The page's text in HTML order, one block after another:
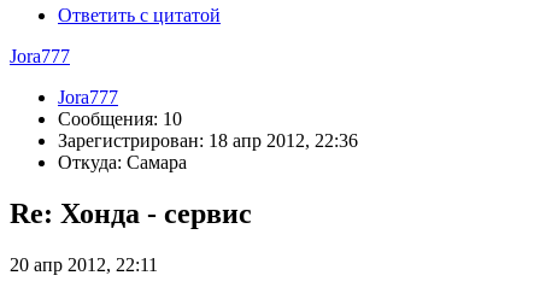
Ответить с цитатой
Jora777
Jora777
Сообщения: 10
Зарегистрирован: 18 апр 2012, 22:36
Откуда: Самара
Re: Хонда - сервис
20 апр 2012, 22:11